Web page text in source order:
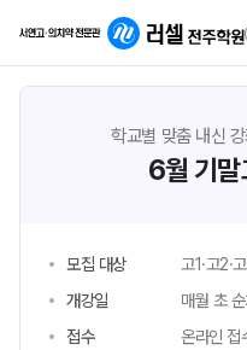
학교별 맞춤 내신
6월 기말
모집 대상
고1·고2·
개강일
매월 초
접수
온라인 접